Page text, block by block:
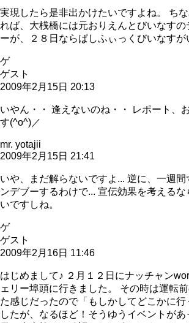
実現したら是非出かけたいですよね。 ち
れば、大桟橋には元おりえんとびいなすの
ーが、２８日ならぱしふぃっくびいなすが
ゲ
ゲスト
2009年2月15日 20:13
いやん・・ 逢えないのね・・ レポート、
す(^o^)／
mr. yotajii
2009年2月15日 21:41
いや、まだ解らないですよ... 逆に、一週間
ンデブーするわけで... 宣伝効果を考える
いですしね。
ゲ
ゲスト
2009年2月16日 11:46
はじめまして♪ ２月１２日にナッチャン
ェリー埠頭に行きました。 その時は運転
た感じだったので「もしかしてどこかに行
したが、なるほど！そうゆうイベントが